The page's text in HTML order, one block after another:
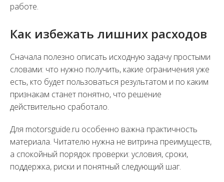
работе.
Как избежать лишних расходов
Сначала полезно описать исходную задачу простыми
словами: что нужно получить, какие ограничения уже
есть, кто будет пользоваться результатом и по каким
признакам станет понятно, что решение
действительно сработало.
Для motorsguide.ru особенно важна практичность
материала. Читателю нужна не витрина преимуществ,
а спокойный порядок проверки: условия, сроки,
поддержка, риски и понятный следующий шаг.